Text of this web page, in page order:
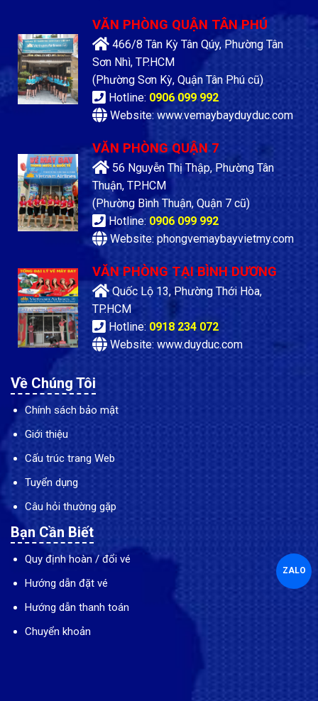
VĂN PHÒNG QUẬN TÂN PHÚ
466/8 Tân Kỳ Tân Qúy, Phường Tân
Sơn Nhì, TP.HCM
(Phường Sơn Kỳ, Quận Tân Phú cũ)
Hotline: 0906 099 992
Website: www.vemaybayduyduc.com
VĂN PHÒNG QUẬN 7
56 Nguyễn Thị Thập, Phường Tân
Thuận, TP.HCM
(Phường Bình Thuận, Quận 7 cũ)
Hotline: 0906 099 992
Website: phongvemaybayvietmy.com
VĂN PHÒNG TẠI BÌNH DƯƠNG
Quốc Lộ 13, Phường Thới Hòa,
TP.HCM
Hotline: 0918 234 072
Website: www.duyduc.com
Về Chúng Tôi
Chính sách bảo mật
Giới thiệu
Cấu trúc trang Web
Tuyển dụng
Câu hỏi thường gặp
Bạn Cần Biết
Quy định hoàn / đổi vé
Hướng dẫn đặt vé
Hướng dẫn thanh toán
Chuyển khoản
ZALO